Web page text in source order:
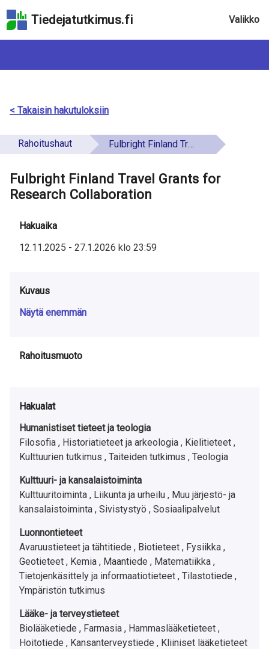
hakukenttään
Tiedejatutkimus.fi Valikko
< Takaisin hakutuloksiin
Rahoitushaut Fulbright Finland Travel Grants for Research Collaboration
Fulbright Finland Travel Grants for
Research Collaboration
Hakuaika
12.11.2025 - 27.1.2026 klo 23:59
Kuvaus
Näytä enemmän
Rahoitusmuoto
Hakualat
Humanistiset tieteet ja teologia
Filosofia , Historiatieteet ja arkeologia , Kielitieteet ,
Kulttuurien tutkimus , Taiteiden tutkimus , Teologia
Kulttuuri- ja kansalaistoiminta
Kulttuuritoiminta , Liikunta ja urheilu , Muu järjestö- ja
kansalaistoiminta , Sivistystyö , Sosiaalipalvelut
Luonnontieteet
Avaruustieteet ja tähtitiede , Biotieteet , Fysiikka ,
Geotieteet , Kemia , Maantiede , Matematiikka ,
Tietojenkäsittely ja informaatiotieteet , Tilastotiede ,
Ympäristön tutkimus
Lääke- ja terveystieteet
Biolääketiede , Farmasia , Hammaslääketieteet ,
Hoitotiede , Kansanterveystiede , Kliiniset lääketieteet